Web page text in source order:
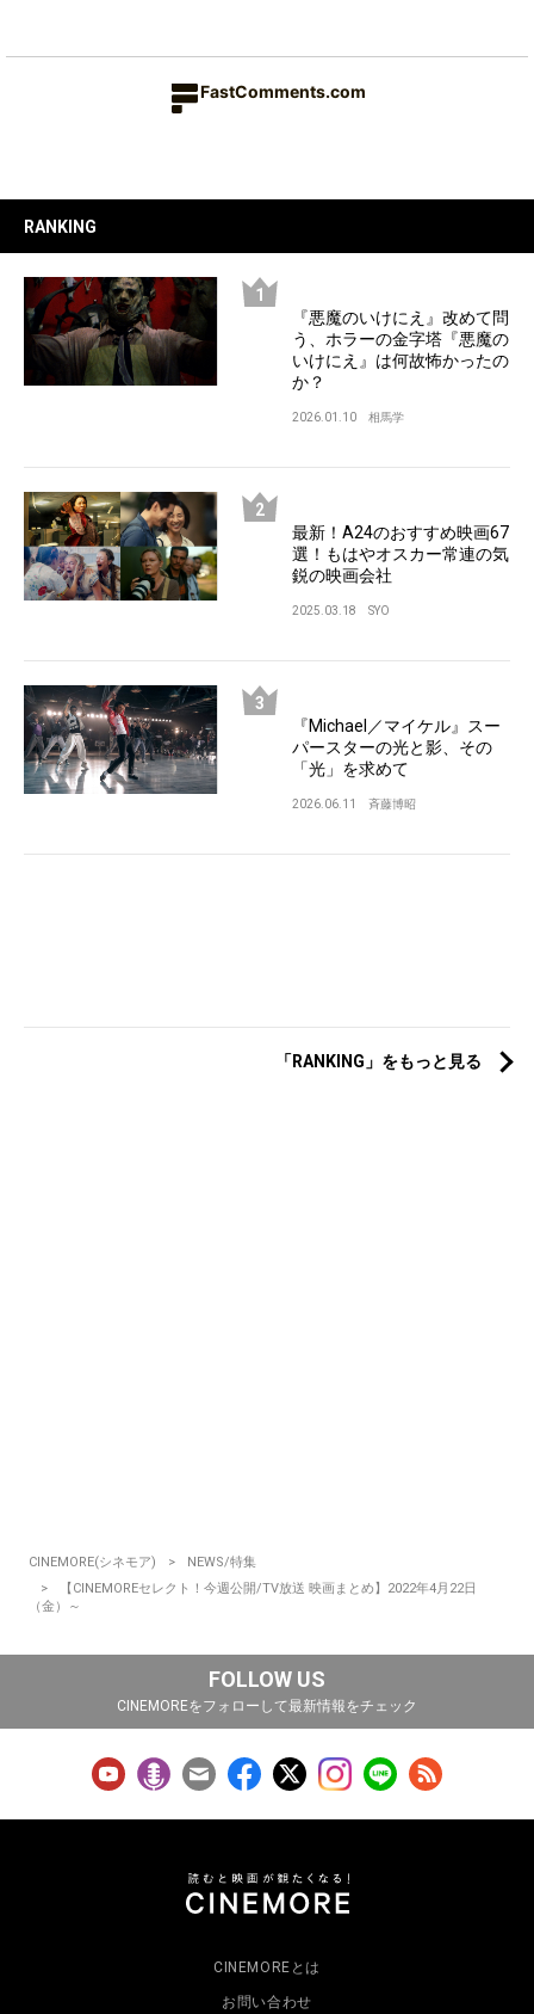
FastComments.com
RANKING
『悪魔のいけにえ』改めて問
う、ホラーの金字塔『悪魔の
いけにえ』は何故怖かったの
か？
2026.01.10 相馬学
最新！A24のおすすめ映画67
選！もはやオスカー常連の気
鋭の映画会社
2025.03.18 SYO
『Michael／マイケル』スー
パースターの光と影、その
「光」を求めて
2026.06.11 斉藤博昭
「RANKING」をもっと見る
CINEMORE(シネモア)
NEWS/特集
【CINEMOREセレクト！今週公開/TV放送 映画まとめ】2022年4月22日
（金）～
FOLLOW US
CINEMOREをフォローして最新情報をチェック
CINEMOREとは
お問い合わせ